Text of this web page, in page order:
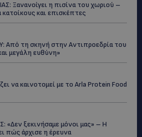
Ξανανοίγει η πισίνα του χωριού –
κατοίκους και επισκέπτες
Από τη σκηνή στην Αντιπροεδρία του
μεγάλη ευθύνη»
να καινοτομεί με το Arla Protein Food
«Δεν ξεκινήσαμε μόνοι μας» – Η
πώς άρχισε η έρευνα